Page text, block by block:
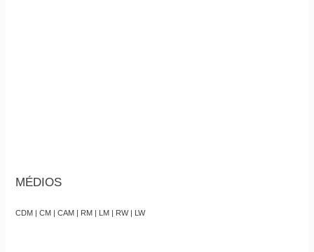
MÉDIOS
CDM | CM | CAM | RM | LM | RW | LW